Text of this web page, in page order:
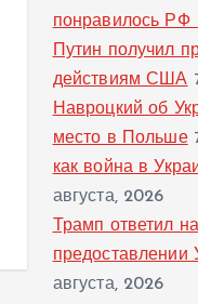
понравилось РФ
Путин получил
действиям США
Навроцкий об
место в Польше
как война в
августа, 2026
Трамп ответил
предоставлении
августа, 2026